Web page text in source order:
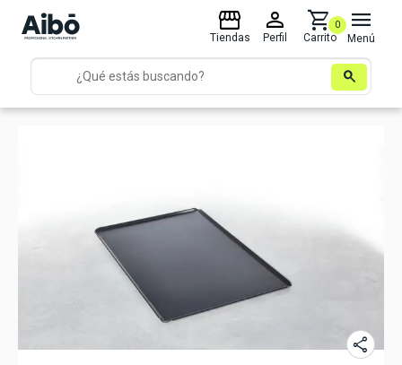
search
storefront
Tiendas
person
Perfil
shopping_cart
Carrito
0 menu
Menú
share